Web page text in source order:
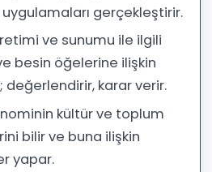
gerçekleştirir.
ve sunumu ile ilgili
besin öğelerine ilişkin
değerlendirir, karar verir.
kültür ve toplum
bilir ve buna ilişkin
yapar.